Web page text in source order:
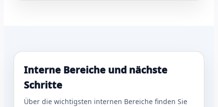
Interne Bereiche und nächste
Schritte
Über die wichtigsten internen Bereiche finden Sie